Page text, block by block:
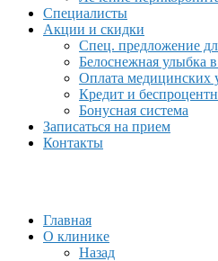
Специалисты
Акции и скидки
Спец. предложение
Белоснежная улыбка
Оплата медицинских
Кредит и
Бонусная система
Записаться на прием
Контакты
Главная
О клинике
Назад